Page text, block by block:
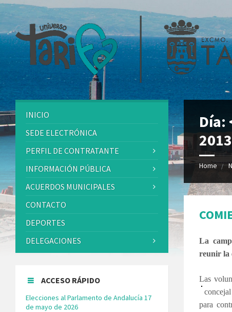
Día:
Home
La
reunir la
Las
para
INICIO
SEDE ELECTRÓNICA
PERFIL DE CONTRATANTE
INFORMACIÓN PÚBLICA
ACUERDOS MUNICIPALES
CONTACTO
DEPORTES
DELEGACIONES
ACCESO RÁPIDO
Elecciones al Parlamento de Andalucía 17
de mayo de 2026